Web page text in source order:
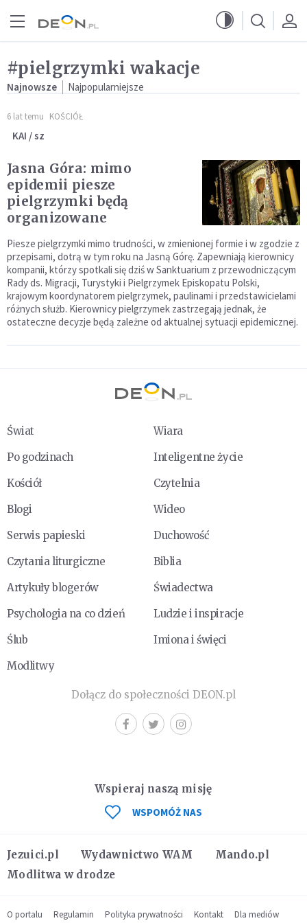
#pielgrzymki wakacje
Najnowsze Najpopularniejsze
6 lat temu KOŚCIÓŁ
KAI / sz
Jasna Góra: mimo
epidemii piesze
pielgrzymki będą
organizowane
Piesze pielgrzymki mimo trudności, w zmienionej formie i w zgodzie z
przepisami, dotrą w tym roku na Jasną Górę. Zapewniają kierownicy
kompanii, którzy spotkali się dziś w Sanktuarium z przewodniczącym
Rady ds. Migracji, Turystyki i Pielgrzymek Episkopatu Polski,
krajowym koordynatorem pielgrzymek, paulinami i przedstawicielami
różnych służb. Kierownicy pielgrzymek zastrzegają jednak, że
ostateczne decyzje będą zależne od aktualnej sytuacji epidemicznej.
Świat
Wiara
Po godzinach
Inteligentne życie
Kościół
Czytelnia
Blogi
Wideo
Serwis papieski
Duchowość
Czytania liturgiczne
Biblia
Artykuły blogerów
Świadectwa
Psychologia na co dzień
Ludzie i inspiracje
Ślub
Imiona i święci
Modlitwy
Dołącz do społeczności DEON.pl
Jezuici.pl Wydawnictwo WAM
Mando.pl
Modlitwa w drodze
Wspieraj naszą misję
WSPOMÓŻ NAS
O portalu Regulamin Polityka prywatności Kontakt Dla mediów